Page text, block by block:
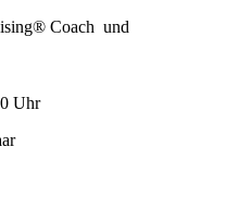
Coach und
Uhr